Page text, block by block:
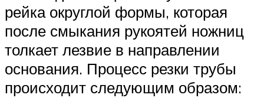
рейка округлой формы, которая
после смыкания рукоятей ножниц
толкает лезвие в направлении
основания. Процесс резки трубы
происходит следующим образом: